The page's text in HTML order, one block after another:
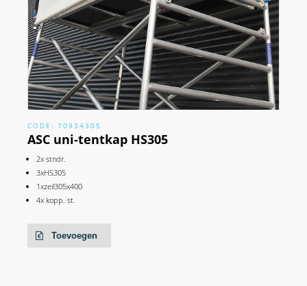
CODE: 70934305
ASC uni-tentkap HS305
2x stndr.
3xHS305
1xzeil305x400
4x kopp. st.
Toevoegen